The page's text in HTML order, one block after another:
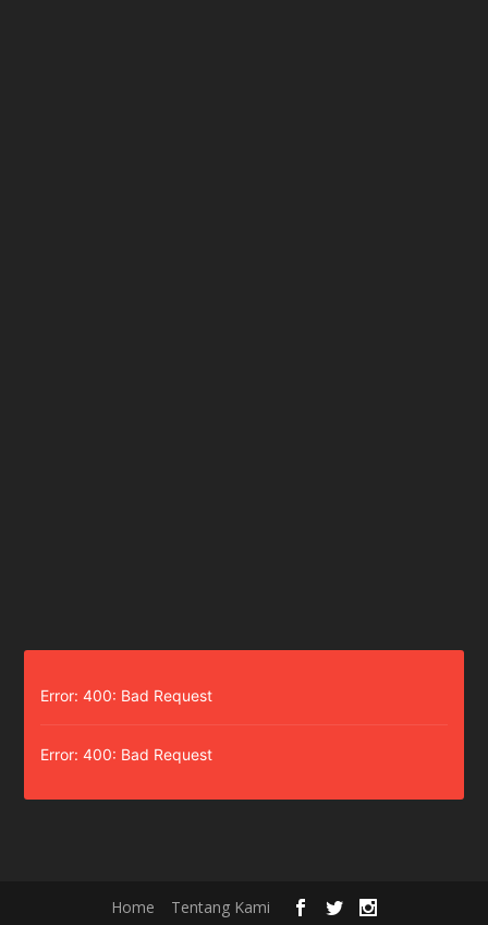
Error: 400: Bad Request
Error: 400: Bad Request
Home Tentang Kami